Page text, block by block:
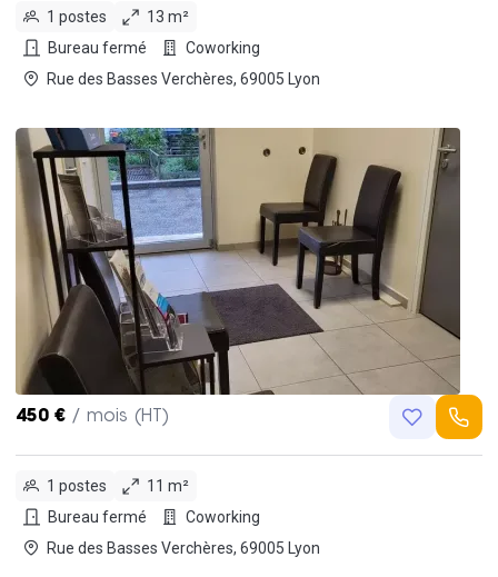
1 postes
13 m²
Bureau fermé
Coworking
Rue des Basses Verchères, 69005 Lyon
450 € / mois (HT)
1 postes
11 m²
Bureau fermé
Coworking
Rue des Basses Verchères, 69005 Lyon